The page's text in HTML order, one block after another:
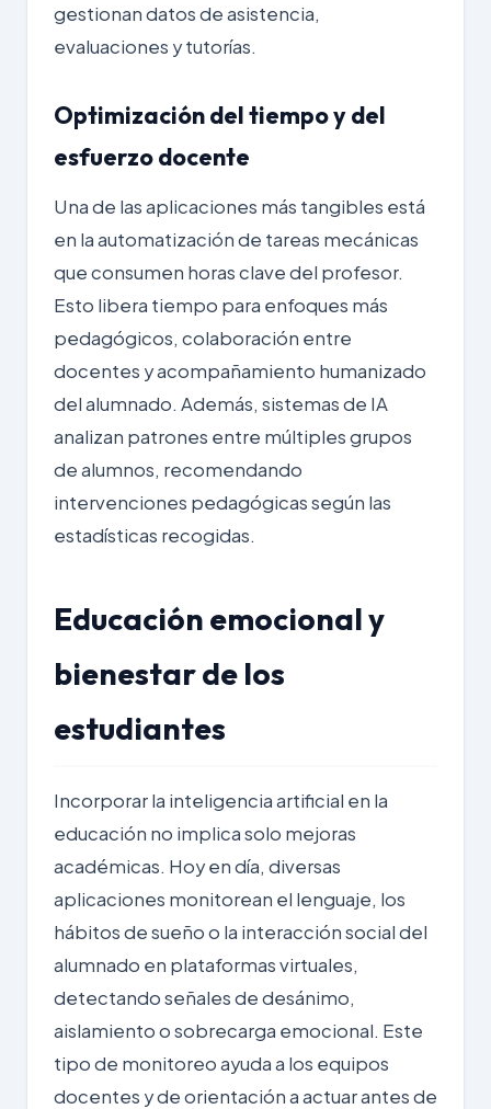
gestionan datos de asistencia,
evaluaciones y tutorías.
Optimización del tiempo y del
esfuerzo docente
Una de las aplicaciones más tangibles está
en laautomatizaciónde tareas mecánicas
que consumen horas clave del profesor.
Esto libera tiempo para enfoques más
pedagógicos, colaboración entre
docentes y acompañamiento humanizado
del alumnado. Además, sistemas de IA
analizan patrones entre múltiples grupos
de alumnos, recomendando
intervenciones pedagógicas según las
estadísticas recogidas.
Educación emocional y
bienestar de los
estudiantes
Incorporar la inteligencia artificial en la
educación no implica solo mejoras
académicas. Hoy en día, diversas
aplicaciones monitorean el lenguaje, los
hábitos de sueño o la interacción social del
alumnado en plataformas virtuales,
detectando señales de desánimo,
aislamiento o sobrecarga emocional. Este
tipo de monitoreo ayuda a los equipos
docentes y de orientación a actuar antes de